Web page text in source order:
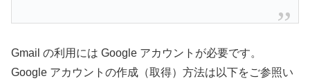
Gmail の利用には Google アカウントが必要です。
Google アカウントの作成（取得）方法は以下をご参照い